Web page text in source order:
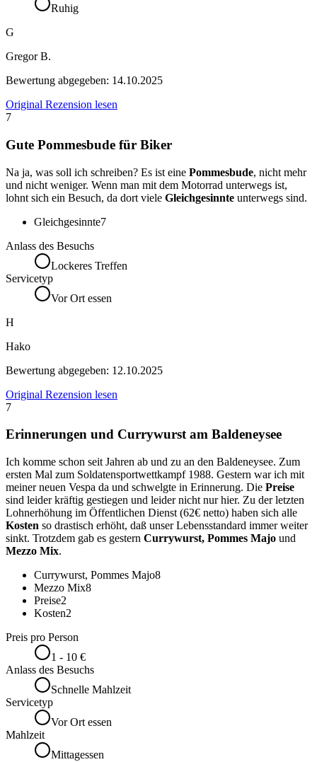
Ruhig
G
Gregor B.
Bewertung abgegeben: 14.10.2025
Original Rezension lesen
7
Gute Pommesbude für Biker
Na ja, was soll ich schreiben? Es ist eine Pommesbude, nicht mehr
und nicht weniger. Wenn man mit dem Motorrad unterwegs ist,
lohnt sich ein Besuch, da dort viele Gleichgesinnte unterwegs sind.
Gleichgesinnte7
Anlass des Besuchs
Lockeres Treffen
Servicetyp
Vor Ort essen
H
Hako
Bewertung abgegeben: 12.10.2025
Original Rezension lesen
7
Erinnerungen und Currywurst am Baldeneysee
Ich komme schon seit Jahren ab und zu an den Baldeneysee. Zum
ersten Mal zum Soldatensportwettkampf 1988. Gestern war ich mit
meiner neuen Vespa da und schwelgte in Erinnerung. Die Preise
sind leider kräftig gestiegen und leider nicht nur hier. Zu der letzten
Lohnerhöhung im Öffentlichen Dienst (62€ netto) haben sich alle
Kosten so drastisch erhöht, daß unser Lebensstandard immer weiter
sinkt. Trotzdem gab es gestern Currywurst, Pommes Majo und
Mezzo Mix.
Currywurst, Pommes Majo8
Mezzo Mix8
Preise2
Kosten2
Preis pro Person
1 - 10 €
Anlass des Besuchs
Schnelle Mahlzeit
Servicetyp
Vor Ort essen
Mahlzeit
Mittagessen